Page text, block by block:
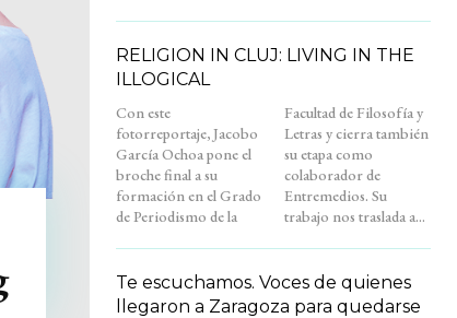
RELIGION IN CLUJ: LIVING IN THE
ILLOGICAL
Con este
fotorreportaje, Jacobo
García Ochoa pone el
broche final a su
formación en el Grado
de Periodismo de la
Facultad de Filosofía y
Letras y cierra también
su etapa como
colaborador de
Entremedios. Su
trabajo nos traslada a...
Te escuchamos. Voces de quienes
llegaron a Zaragoza para quedarse